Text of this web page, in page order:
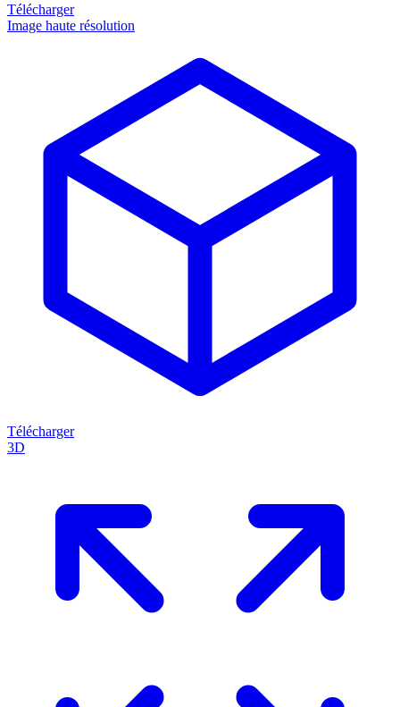
Télécharger
Image haute résolution
Télécharger
3D